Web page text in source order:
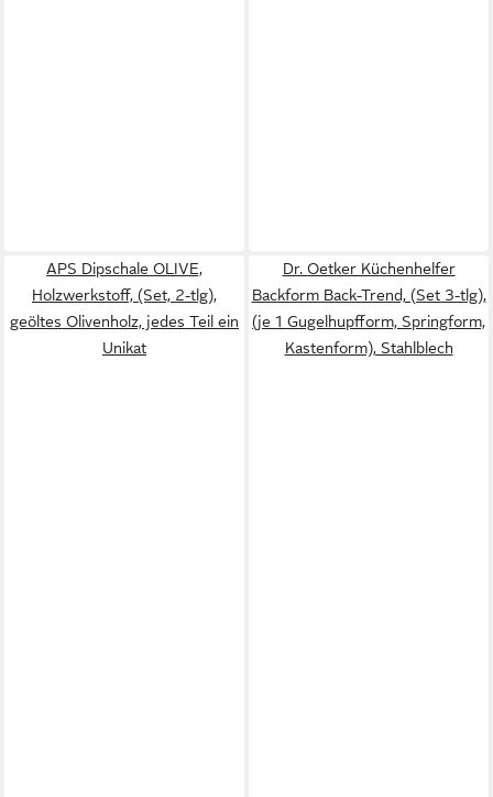
APS Dipschale OLIVE,
Holzwerkstoff, (Set, 2-tlg),
geöltes Olivenholz, jedes Teil ein
Unikat
Dr. Oetker Küchenhelfer
Backform Back-Trend, (Set 3-tlg),
(je 1 Gugelhupfform, Springform,
Kastenform), Stahlblech